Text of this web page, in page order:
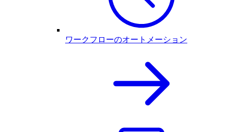
ワークフローのオートメーション